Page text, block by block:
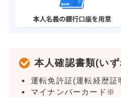
本人確認書類(い
運転免許証(運転経歴証
マイナンバーカード※